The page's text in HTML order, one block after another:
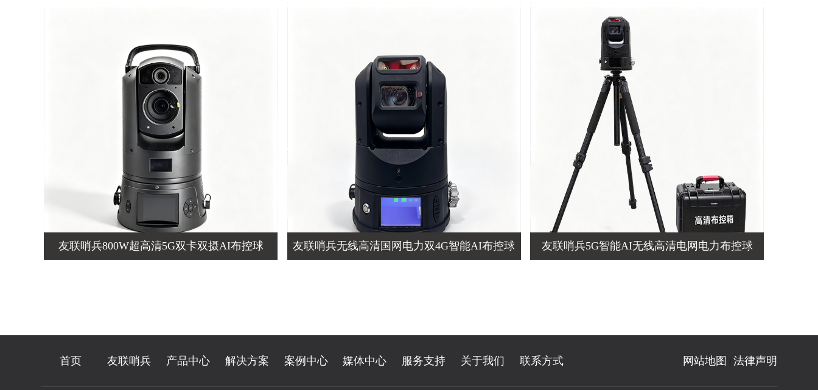
友联哨兵800W超高清5G双卡双摄AI布控球 友联哨兵无线高清国网电力双4G智能AI布控球 友联哨兵5G智能AI无线高清电网电力布控球
首页 友联哨兵 产品中心 解决方案 案例中心 媒体中心 服务支持 关于我们 联系方式 网站地图 | 法律声明